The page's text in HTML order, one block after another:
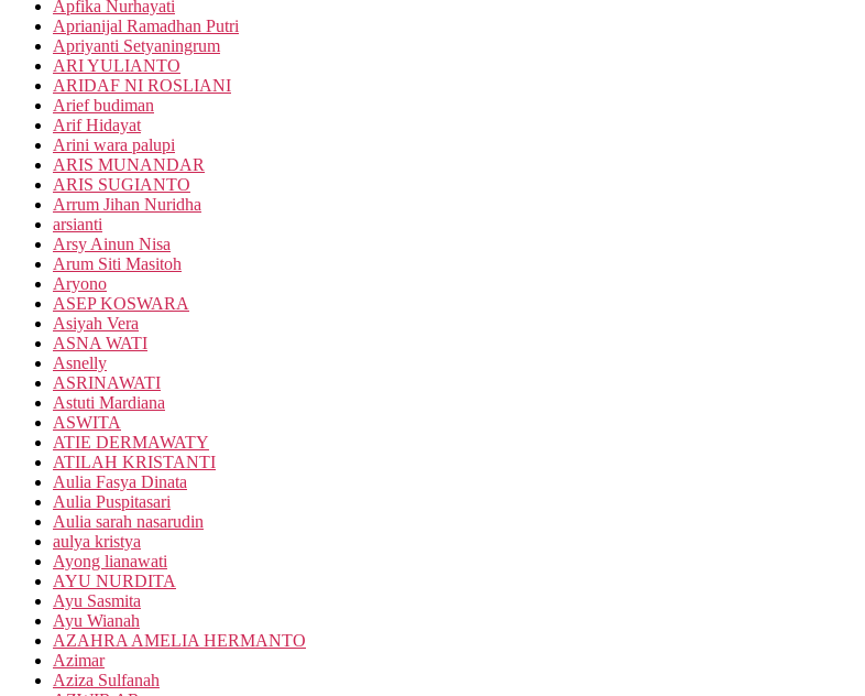
Apfika Nurhayati
Aprianijal Ramadhan Putri
Apriyanti Setyaningrum
ARI YULIANTO
ARIDAF NI ROSLIANI
Arief budiman
Arif Hidayat
Arini wara palupi
ARIS MUNANDAR
ARIS SUGIANTO
Arrum Jihan Nuridha
arsianti
Arsy Ainun Nisa
Arum Siti Masitoh
Aryono
ASEP KOSWARA
Asiyah Vera
ASNA WATI
Asnelly
ASRINAWATI
Astuti Mardiana
ASWITA
ATIE DERMAWATY
ATILAH KRISTANTI
Aulia Fasya Dinata
Aulia Puspitasari
Aulia sarah nasarudin
aulya kristya
Ayong lianawati
AYU NURDITA
Ayu Sasmita
Ayu Wianah
AZAHRA AMELIA HERMANTO
Azimar
Aziza Sulfanah